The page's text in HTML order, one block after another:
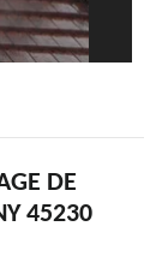
DE
45230